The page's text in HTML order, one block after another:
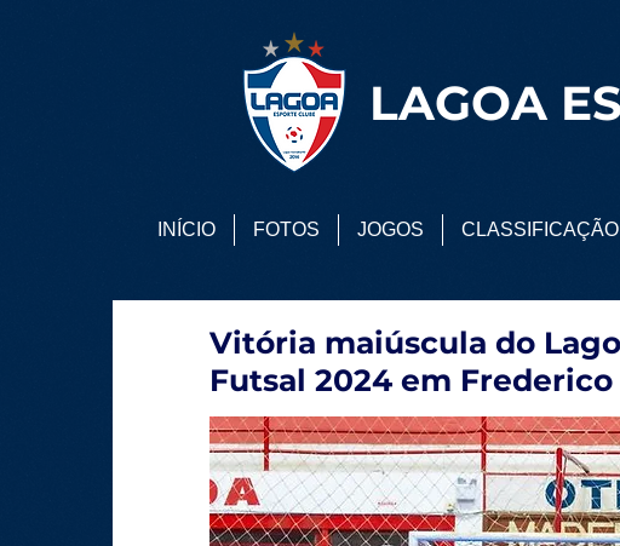
LAGOA
INÍCIO FOTOS JOGOS CLASSIFICAÇÃO
Vitória maiúscula do
Futsal 2024 em